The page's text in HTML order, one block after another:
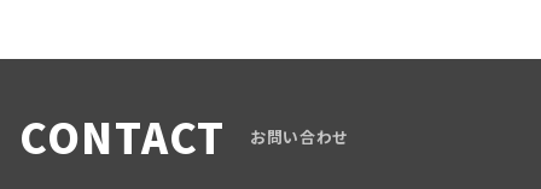
CONTACT お問い合わせ